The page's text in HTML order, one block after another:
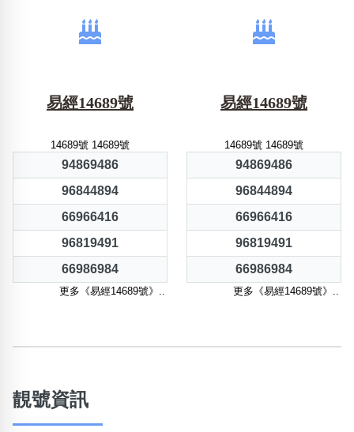
易經14689號
14689號 14689號
94869486
96844894
66966416
96819491
66986984
更多《易經14689號》..
易經14689號
14689號 14689號
94869486
96844894
66966416
96819491
66986984
更多《易經14689號》..
靚號資訊